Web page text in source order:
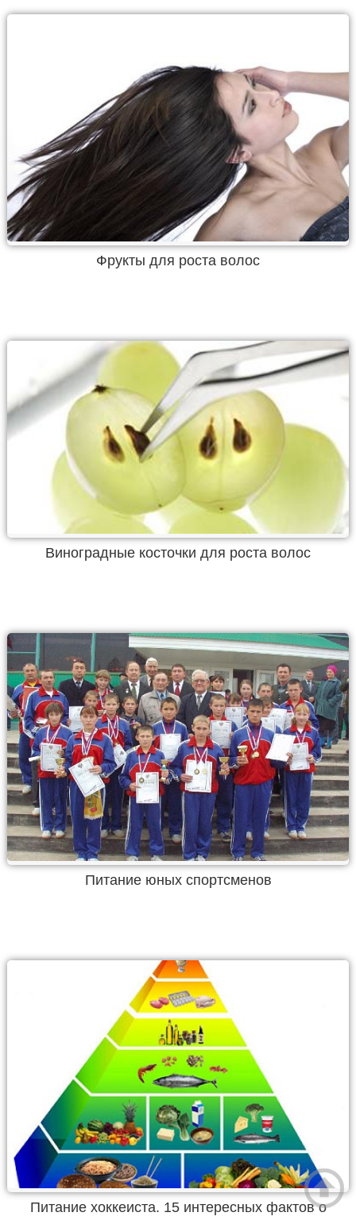
Фрукты для роста волос
Виноградные косточки для роста волос
Питание юных спортсменов
Питание хоккеиста. 15 интересных фактов о